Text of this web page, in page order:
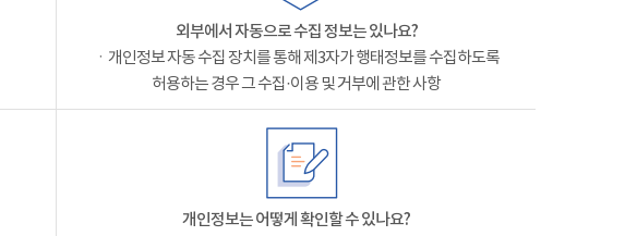
외부에서 자동으로 수집 정보는 있나요?
ㆍ개인정보 자동 수집 장치를 통해 제3자가 행태정보를 수집하도록
허용하는 경우 그 수집·이용 및 거부에 관한 사항
개인정보는 어떻게 확인할 수 있나요?